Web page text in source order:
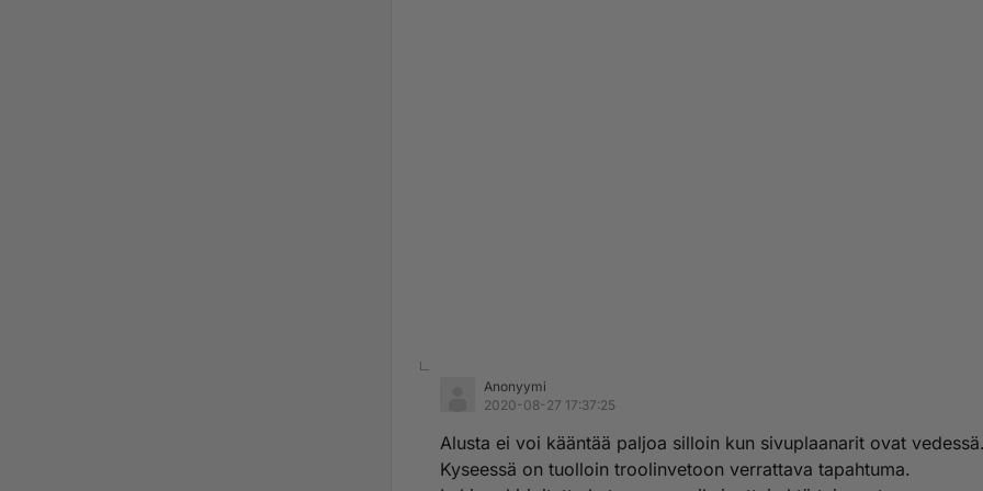
Anonyymi
2020-08-27 17:37:25
Alusta ei voi kääntää paljoa silloin kun sivuplaanarit ovat
Kyseessä on tuolloin troolinvetoon verrattava tapahtuma.